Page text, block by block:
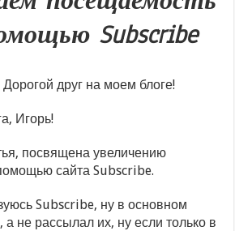
Subscribe
друг на моем блоге!
Игорь!
посвящена увеличению
сайта Subscribe.
Subscribe, ну в основном
а не рассылал их, ну если только в